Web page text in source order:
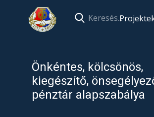
Önkéntes, kölcsönös,
kiegészítő,
pénztár alapszabálya